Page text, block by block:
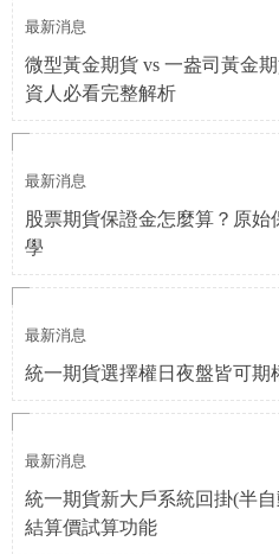
最新消息
微型黃金期貨 vs 一盎司黃金
資人必看完整解析
最新消息
股票期貨保證金怎麼算？原
學
最新消息
統一期貨選擇權日夜盤皆可期
最新消息
統一期貨新大戶系統回掛(半
結算價試算功能